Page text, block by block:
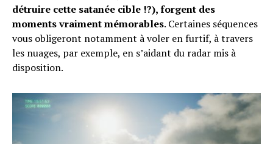
détruire cette satanée cible !?), forgent des
moments vraiment mémorables. Certaines séquences
vous obligeront notamment à voler en furtif, à travers
les nuages, par exemple, en s’aidant du radar mis à
disposition.